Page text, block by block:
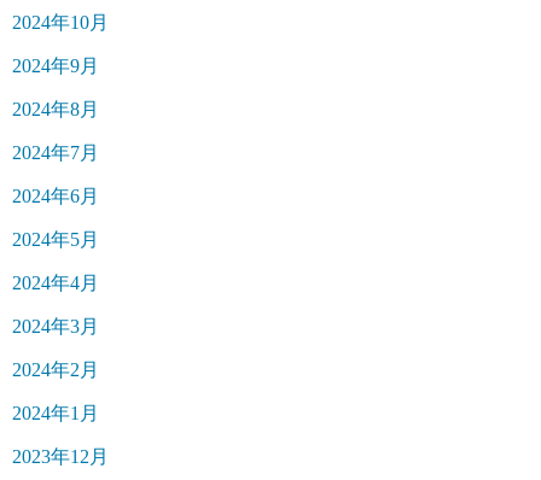
2024年10月
2024年9月
2024年8月
2024年7月
2024年6月
2024年5月
2024年4月
2024年3月
2024年2月
2024年1月
2023年12月